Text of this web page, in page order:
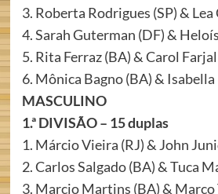
3. Roberta Rodrigues (SP) &
4. Sarah Guterman (DF) &
5. Rita Ferraz (BA) & Carol
6. Mônica Bagno (BA) &
MASCULINO
1.ª DIVISÃO – 15 duplas
1. Márcio Vieira (RJ) & John
2. Carlos Salgado (BA) & Tuca
3. Marcio Martins (BA) & Marco